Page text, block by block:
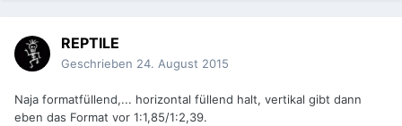
REPTILE
Geschrieben 24. August 2015
Naja formatfüllend,... horizontal füllend halt, vertikal gibt dann
eben das Format vor 1:1,85/1:2,39.